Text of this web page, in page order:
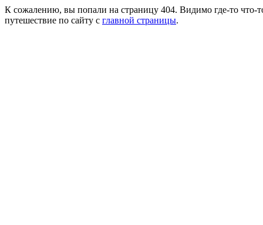
К сожалению, вы попали на страницу 404. Видимо где-то что-
путешествие по сайту с главной страницы.